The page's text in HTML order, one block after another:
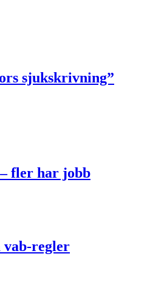
sjukskrivning”
fler har jobb
vab-regler